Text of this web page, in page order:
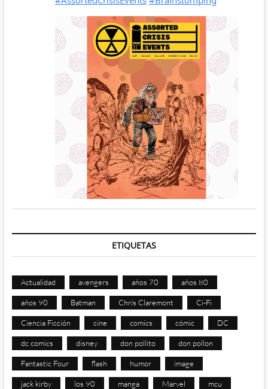
ETIQUETAS
Actualidad avengers años 70 años 80
años 90 Batman Chris Claremont Ci-Fi
Ciencia Ficción cine comics cómic DC
dc comics disney don pollito don pollon
Fantastic Four flash humor image
jack kirby los 90 manga Marvel mcu